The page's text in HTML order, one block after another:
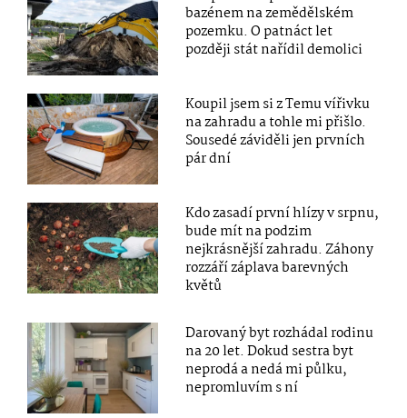
bazénem na zemědělském
pozemku. O patnáct let
později stát nařídil demolici
Koupil jsem si z Temu vířivku
na zahradu a tohle mi přišlo.
Sousedé záviděli jen prvních
pár dní
Kdo zasadí první hlízy v srpnu,
bude mít na podzim
nejkrásnější zahradu. Záhony
rozzáří záplava barevných
květů
Darovaný byt rozhádal rodinu
na 20 let. Dokud sestra byt
neprodá a nedá mi půlku,
nepromluvím s ní